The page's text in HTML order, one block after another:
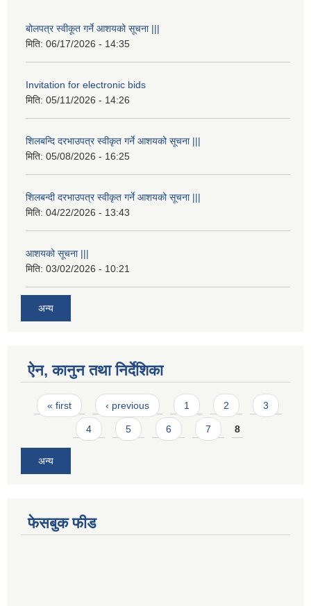
बोलपत्र स्वीकूत गर्ने आशयको सूचना |||
मिति: 06/17/2026 - 14:35
Invitation for electronic bids
मिति: 05/11/2026 - 14:26
शिलबन्दि दरभाउपत्र स्वीकृत गर्ने आशयको सूचना |||
मिति: 05/08/2026 - 16:25
शिलबन्दी दरभाउपत्र स्वीकृत गर्ने आशयको सूचना |||
मिति: 04/22/2026 - 13:43
आशयको सूचना |||
मिति: 03/02/2026 - 10:21
अन्य
ऐन, कानुन तथा निर्देशिका
Pages
« first ‹ previous 1 2 3
4 5 6 7 8
अन्य
फेसबुक फीड